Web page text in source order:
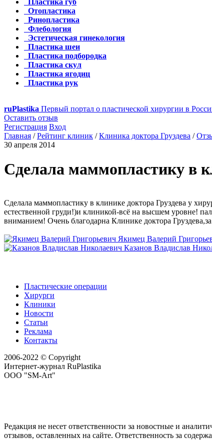
Пластика губ
Отопластика
Ринопластика
Флебология
Эстетическая гинекология
Пластика шеи
Пластика подбородка
Пластика скул
Пластика ягодиц
Пластика рук
ruPlastika Первый портал о пластической хирургии в
Оставить отзыв
Регистрация Вход
Главная /Рейтинг клиник /Клиника доктора Груздева /
30 апреля 2014
Сделала маммопластику в
Сделала маммопластику в клинике доктора Груздева у
естественной груди!)и клиникой-всё на высшем уровне!
вниманием! Очень благодарна Клинике доктора
Якимец Валерий
Казанов Владислав
Пластические операции
Хирурги
Клиники
Новости
Статьи
Реклама
Контакты
2006-2022 © Copyright
Интернет-журнал RuPlastika
ООО "SM-Art"
Редакция не несет ответственности за новостные и
отзывов, оставленных на сайте. Ответственность за